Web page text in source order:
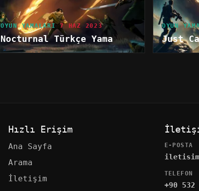
OYUN YAMALARI 7 HAZ 2023
Nocturnal Türkçe Yama
OYUN
Just
Hızlı Erişim
Ana Sayfa
Arama
İletişim
E-POSTA
TELEFON
+90 532